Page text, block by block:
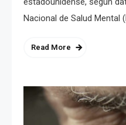
Nacional de Salud Mental
Read More